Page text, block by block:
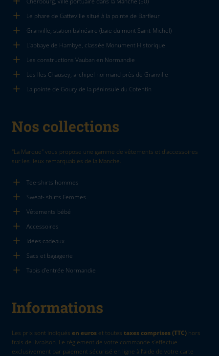
Le phare de Gatteville situé à la pointe de Barfleur
Granville, station balnéaire (baie du mont Saint-Michel)
L'abbaye de Hambye, classée Monument Historique
Les constructions Vauban en Normandie
Les Iles Chausey, archipel normand près de Granville
La pointe de Goury de la péninsule du Cotentin
Nos collections
"La Marque" vous propose une gamme de vêtements et d'accessoires
sur les lieux remarquables de la Manche.
Tee-shirts hommes
Sweat- shirts Femmes
Vêtements bébé
Accessoires
Idées cadeaux
Sacs et bagagerie
Tapis d'entrée Normandie
Informations
Les prix sont indiqués en euros et toutes taxes comprises (TTC) hors
frais de livraison. Le règlement de votre commande s’effectue
exclusivement par paiement sécurisé en ligne à l’aide de votre carte